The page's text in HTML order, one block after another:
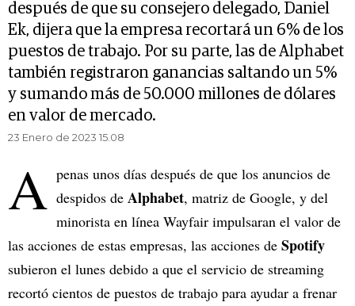
después de que su consejero delegado, Daniel
Ek, dijera que la empresa recortará un 6% de los
puestos de trabajo. Por su parte, las de Alphabet
también registraron ganancias saltando un 5%
y sumando más de 50.000 millones de dólares
en valor de mercado.
23 Enero de 2023 15.08
A penas unos días después de que los anuncios de
despidos de Alphabet, matriz de Google, y del
minorista en línea Wayfair impulsaran el valor de
las acciones de estas empresas, las acciones de Spotify
subieron el lunes debido a que el servicio de streaming
recortó cientos de puestos de trabajo para ayudar a frenar